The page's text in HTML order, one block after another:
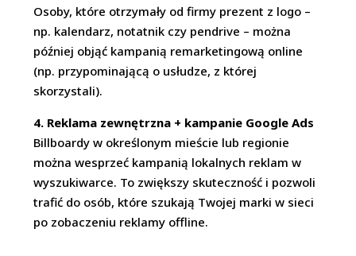
Osoby, które otrzymały od firmy prezent z logo –
np. kalendarz, notatnik czy pendrive – można
później objąć kampanią remarketingową online
(np. przypominającą o usłudze, z której
skorzystali).
4. Reklama zewnętrzna + kampanie Google Ads
Billboardy w określonym mieście lub regionie
można wesprzeć kampanią lokalnych reklam w
wyszukiwarce. To zwiększy skuteczność i pozwoli
trafić do osób, które szukają Twojej marki w sieci
po zobaczeniu reklamy offline.